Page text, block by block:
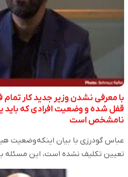
با معرفی نشدن وزیر جدید کار تمام
قفل شده و وضعیت افرادی که باید
نامشخص است
عباس گودرزی با بیان اینکه وضعیت
تعیین تکلیف نشده است، این